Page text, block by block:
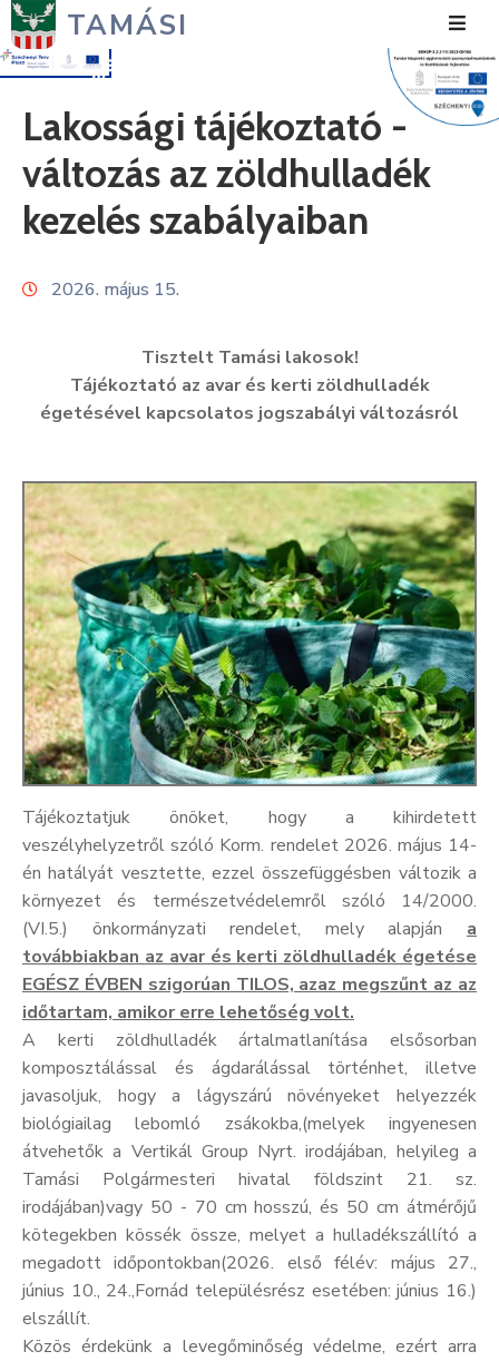
TAMÁSI
Önkormányzat
Turizmus
Fejlesztések
Média
Kultúra
Keresés
Lakossági tájékoztató -
változás az zöldhulladék
kezelés szabályaiban
2026. május 15.
Tisztelt Tamási lakosok!
Tájékoztató az avar és kerti zöldhulladék
égetésével kapcsolatos jogszabályi változásról
Tájékoztatjuk önöket, hogy a kihirdetett
veszélyhelyzetről szóló Korm. rendelet 2026. május 14-
én hatályát vesztette, ezzel összefüggésben változik a
környezet és természetvédelemről szóló 14/2000.
(VI.5.) önkormányzati rendelet, mely alapján a
továbbiakban az avar és kerti zöldhulladék égetése
EGÉSZ ÉVBEN szigorúan TILOS, azaz megszűnt az az
időtartam, amikor erre lehetőség volt.
A kerti zöldhulladék ártalmatlanítása elsősorban
komposztálással és ágdarálással történhet, illetve
javasoljuk, hogy a lágyszárú növényeket helyezzék
biológiailag lebomló zsákokba,(melyek ingyenesen
átvehetők a Vertikál Group Nyrt. irodájában, helyileg a
Tamási Polgármesteri hivatal földszint 21. sz.
irodájában)vagy 50 - 70 cm hosszú, és 50 cm átmérőjű
kötegekben kössék össze, melyet a hulladékszállító a
megadott időpontokban(2026. első félév: május 27.,
június 10., 24.,Fornád településrész esetében: június 16.)
elszállít.
Közös érdekünk a levegőminőség védelme, ezért arra